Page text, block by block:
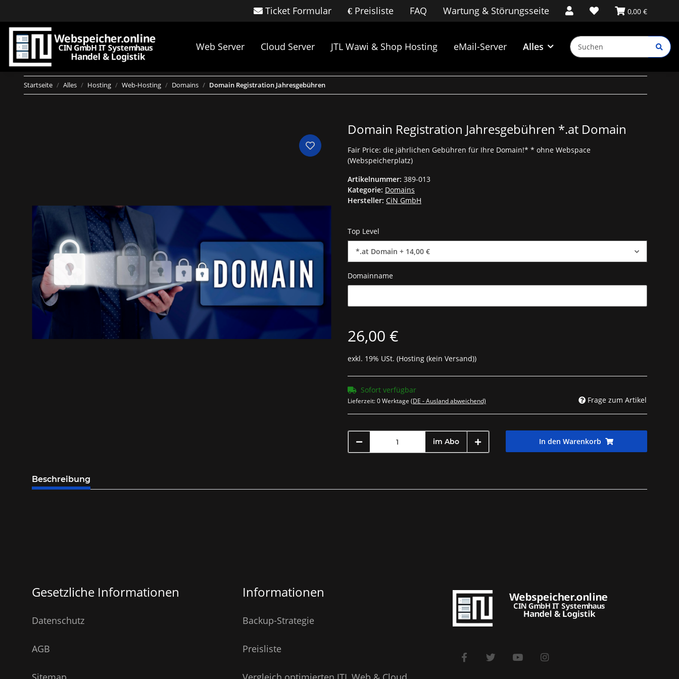
Ticket Formular Preisliste FAQ Wartung & Störungsseite 0,00 €
Web Server Cloud Server JTL Wawi & Shop Hosting eMail-Server Alles
Startseite Alles Hosting Web-Hosting Domains Domain Registration Jahresgebühren
Domain Registration Jahresgebühren *.at Domain
Fair Price: die jährlichen Gebühren für Ihre Domain!* * ohne Webspace
(Webspeicherplatz)
Artikelnummer: 389-013
Kategorie: Domains
Hersteller: CiN GmbH
Top Level
*.at Domain + 14,00 €
Domainname
26,00 €
exkl. 19% USt. (Hosting (kein Versand))
Sofort verfügbar
Lieferzeit:0 Werktage (DE - Ausland abweichend) Frage zum Artikel
im Abo In den Warenkorb
Beschreibung
Gesetzliche Informationen
Datenschutz
AGB
Informationen
Backup-Strategie
Preisliste